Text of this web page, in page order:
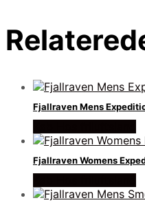
Fjallraven Mens
Fjallraven Womens